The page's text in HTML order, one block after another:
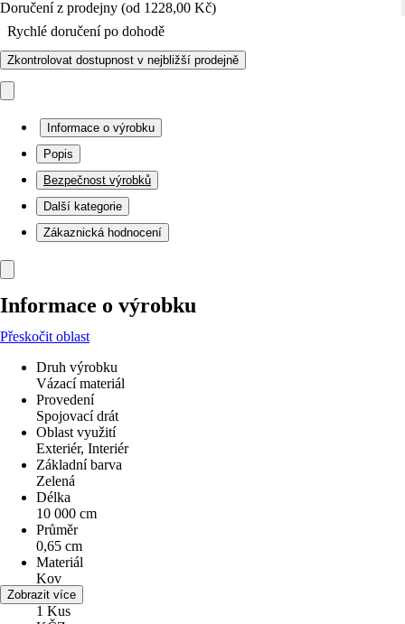
Doručení z prodejny (od 1228,00 Kč)
Rychlé doručení po dohodě
Zkontrolovat dostupnost v nejbližší prodejně
Informace o výrobku
Popis
Bezpečnost výrobků
Další kategorie
Zákaznická hodnocení
Informace o výrobku
Přeskočit oblast
Druh výrobku
Vázací materiál
Provedení
Spojovací drát
Oblast využití
Exteriér, Interiér
Základní barva
Zelená
Délka
10 000 cm
Průměr
0,65 cm
Materiál
Kov
Obsah
1 Kus
Zobrazit více